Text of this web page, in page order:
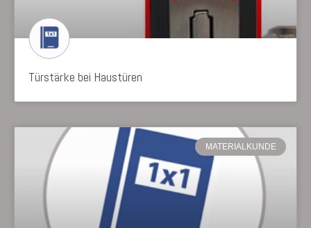
Türstärke bei Haustüren
MATERIALKUNDE